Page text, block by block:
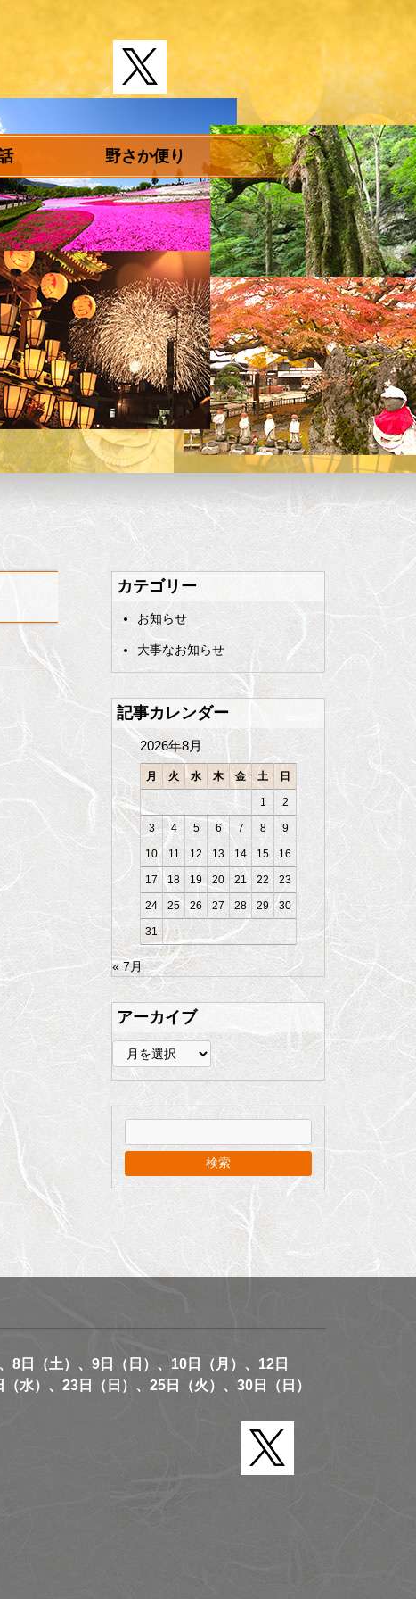
野さか便り
カテゴリー
お知らせ
大事なお知らせ
記事カレンダー
2026年8月
月 火 水 木 金 土 日
1 2
3 4 5 6 7 8 9
10 11 12 13 14 15 16
17 18 19 20 21 22 23
24 25 26 27 28 29 30
31
« 7月
アーカイブ
ア
ー
カ
イ
ブ
8日（土）、9日（日）、10日（月）、12日
（水）、23日（日）、25日（火）、30日（日）